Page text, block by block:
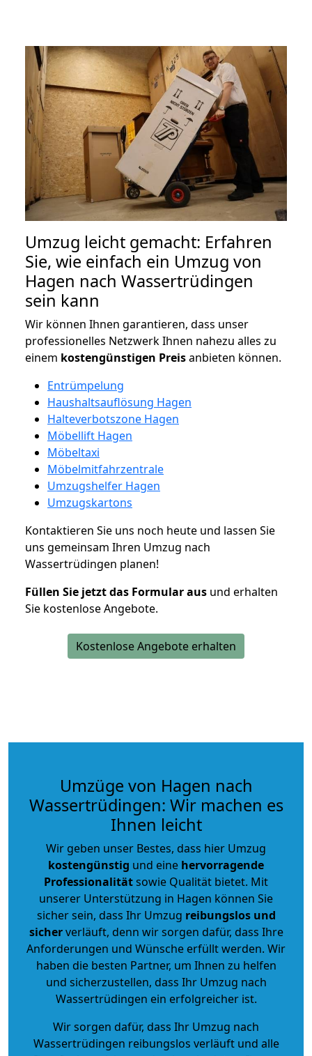
Umzug leicht gemacht: Erfahren
Sie, wie einfach ein Umzug von
Hagen nach Wassertrüdingen
sein kann
Wir können Ihnen garantieren, dass unser
professionelles Netzwerk Ihnen nahezu alles zu
einem kostengünstigen Preisanbieten können.
Entrümpelung
Haushaltsauflösung Hagen
Halteverbotszone Hagen
Möbellift Hagen
Möbeltaxi
Möbelmitfahrzentrale
Umzugshelfer Hagen
Umzugskartons
Kontaktieren Sie uns noch heute und lassen Sie
uns gemeinsam Ihren Umzug nach
Wassertrüdingen planen!
Füllen Sie jetzt das Formular aus und erhalten
Sie kostenlose Angebote.
Kostenlose Angebote erhalten
Umzüge von Hagen nach
Wassertrüdingen: Wir machen es
Ihnen leicht
Wir geben unser Bestes, dass hier Umzug
kostengünstig und eine hervorragende
Professionalitätsowie Qualität bietet. Mit
unserer Unterstützung in Hagen können Sie
sicher sein, dass Ihr Umzug reibungslos und
sicherverläuft, denn wir sorgen dafür, dass Ihre
Anforderungen und Wünsche erfüllt werden. Wir
haben die besten Partner, um Ihnen zu helfen
und sicherzustellen, dass Ihr Umzug nach
Wassertrüdingen ein erfolgreicher ist.
Wir sorgen dafür, dass Ihr Umzug nach
Wassertrüdingen reibungslos verläuft und alle